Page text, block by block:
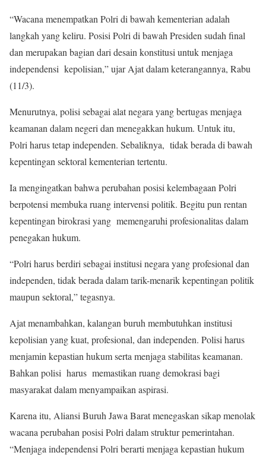
“Wacana menempatkan Polri di bawah kementerian adalah
langkah yang keliru. Posisi Polri di bawah Presiden sudah final
dan merupakan bagian dari desain konstitusi untuk menjaga
independensi kepolisian,” ujar Ajat dalam keterangannya, Rabu
(11/3).
Menurutnya, polisi sebagai alat negara yang bertugas menjaga
keamanan dalam negeri dan menegakkan hukum. Untuk itu,
Polri harus tetap independen. Sebaliknya, tidak berada di bawah
kepentingan sektoral kementerian tertentu.
Ia mengingatkan bahwa perubahan posisi kelembagaan Polri
berpotensi membuka ruang intervensi politik. Begitu pun rentan
kepentingan birokrasi yang memengaruhi profesionalitas dalam
penegakan hukum.
“Polri harus berdiri sebagai institusi negara yang profesional dan
independen, tidak berada dalam tarik-menarik kepentingan politik
maupun sektoral,” tegasnya.
Ajat menambahkan, kalangan buruh membutuhkan institusi
kepolisian yang kuat, profesional, dan independen. Polisi harus
menjamin kepastian hukum serta menjaga stabilitas keamanan.
Bahkan polisi harus memastikan ruang demokrasi bagi
masyarakat dalam menyampaikan aspirasi.
Karena itu, Aliansi Buruh Jawa Barat menegaskan sikap menolak
wacana perubahan posisi Polri dalam struktur pemerintahan.
“Menjaga independensi Polri berarti menjaga kepastian hukum